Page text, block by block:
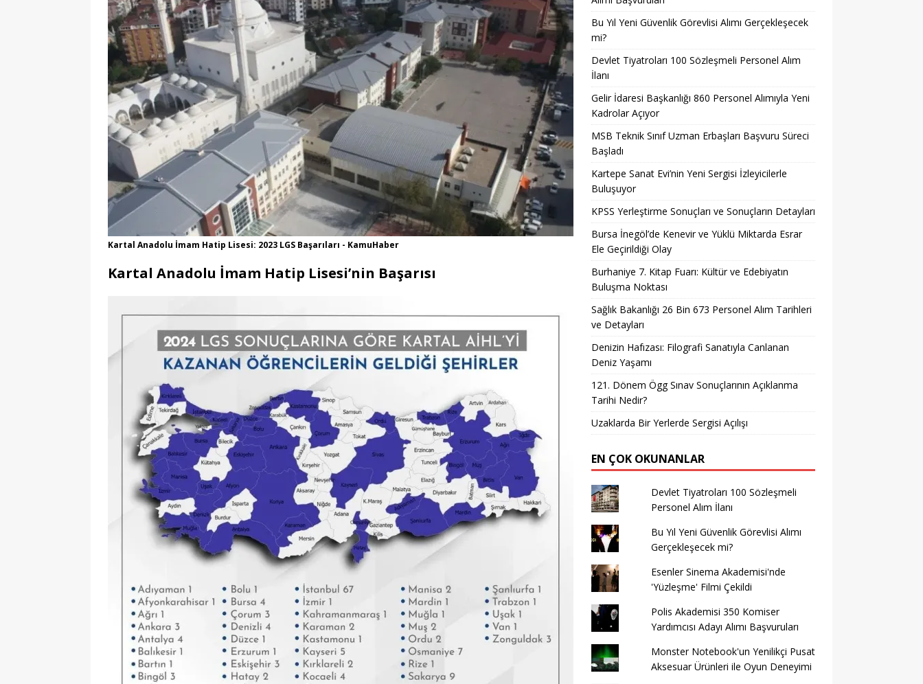
Kartal Anadolu İmam Hatip Lisesi: 2023 LGS Başarıları - KamuHaber
Kartal Anadolu İmam Hatip Lisesi’nin Başarısı
Bu Yıl Yeni Güvenlik Görevlisi Alımı Gerçekleşecek
mi?
Devlet Tiyatroları 100 Sözleşmeli Personel Alım
İlanı
Gelir İdaresi Başkanlığı 860 Personel Alımıyla Yeni
Kadrolar Açıyor
MSB Teknik Sınıf Uzman Erbaşları Başvuru Süreci
Başladı
Kartepe Sanat Evi’nin Yeni Sergisi İzleyicilerle
Buluşuyor
KPSS Yerleştirme Sonuçları ve Sonuçların Detayları
Bursa İnegöl’de Kenevir ve Yüklü Miktarda Esrar
Ele Geçirildiği Olay
Burhaniye 7. Kitap Fuarı: Kültür ve Edebiyatın
Buluşma Noktası
Sağlık Bakanlığı 26 Bin 673 Personel Alım Tarihleri
ve Detayları
Denizin Hafızası: Filografi Sanatıyla Canlanan
Deniz Yaşamı
121. Dönem Ögg Sınav Sonuçlarının Açıklanma
Tarihi Nedir?
Uzaklarda Bir Yerlerde Sergisi Açılışı
EN ÇOK OKUNANLAR
Devlet Tiyatroları 100 Sözleşmeli
Personel Alım İlanı
Bu Yıl Yeni Güvenlik Görevlisi Alımı
Gerçekleşecek mi?
Esenler Sinema Akademisi'nde
'Yüzleşme' Filmi Çekildi
Polis Akademisi 350 Komiser
Yardımcısı Adayı Alımı Başvuruları
Monster Notebook'un Yenilikçi Pusat
Aksesuar Ürünleri ile Oyun Deneyimi